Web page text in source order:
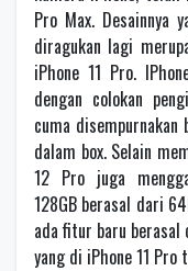
Pro Max. Desainnya
diragukan lagi
iPhone 11 Pro.
dengan colokan
cuma
dalam box. Selain
12 Pro juga
128GB berasal dari
ada fitur baru berasal
yang di iPhone 11 Pro